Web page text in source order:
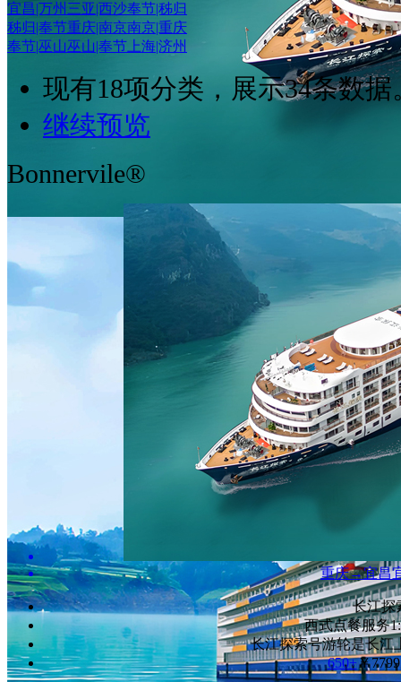
宜昌|万州 三亚|西沙奉节|秭归
秭归|奉节重庆|南京南京|重庆
奉节|巫山巫山|奉节 上海|济州
现有18项分类，展示34条数据
继续预览
Bonnervile®
重庆→宜昌
长江探
西式点餐服务
长江探索号游轮是长江
650+￥7799